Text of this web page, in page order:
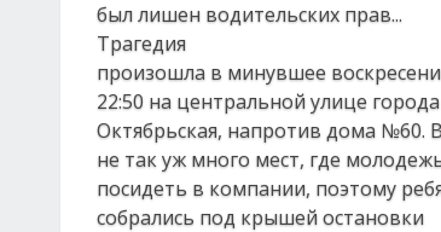
был лишен водительских прав...
Трагедия
произошла в минувшее
22:50 на центральной улице города
Октябрьская, напротив дома №60.
не так уж много мест, где
посидеть в компании, поэтому
собрались под крышей остановки